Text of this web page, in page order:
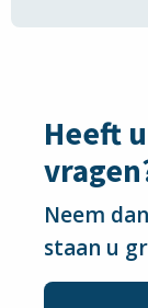
Heeft
Neem
staan u